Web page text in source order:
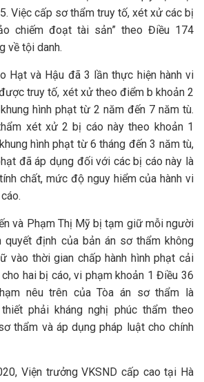
Việc cấp sơ thẩm truy tố, xét xử các bị
chiếm đoạt tài sản” theo Điều 174
về tội danh.
Hạt và Hậu đã 3 lần thực hiện hành vi
truy tố, xét xử theo điểm b khoản 2
hình phạt từ 2 năm đến 7 năm tù.
xét xử 2 bị cáo này theo khoản 1
hình phạt từ 6 tháng đến 3 năm tù,
đã áp dụng đối với các bị cáo này là
chất, mức độ nguy hiểm của hành vi
và Phạm Thị Mỹ bị tạm giữ mỗi người
quyết định của bản án sơ thẩm không
vào thời gian chấp hành hình phạt cải
hai bị cáo, vi phạm khoản 1 Điều 36
nêu trên của Tòa án sơ thẩm là
phải kháng nghị phúc thẩm theo
thẩm và áp dụng pháp luật cho chính
Viện trưởng VKSND cấp cao tại Hà